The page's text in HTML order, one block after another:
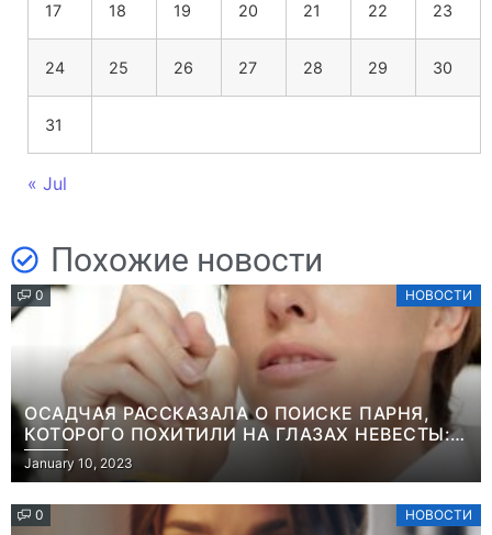
17 18 19 20 21 22 23
24 25 26 27 28 29 30
31
« Jul
Похожие новости
0 НОВОСТИ
ОСАДЧАЯ РАССКАЗАЛА О ПОИСКЕ ПАРНЯ,
КОТОРОГО ПОХИТИЛИ НА ГЛАЗАХ НЕВЕСТЫ:
“ОН ВЕСЬ УДАР ПРИНЯЛ НА СЕБЯ”
January 10, 2023
0 НОВОСТИ